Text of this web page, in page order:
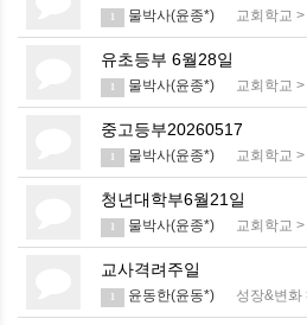
1 물박사(윤종*) 교회학교 >
유초등부 6월28일
1 물박사(윤종*) 교회학교 >
중고등부20260517
1 물박사(윤종*) 교회학교 >
청년대학부6월21일
1 물박사(윤종*) 교회학교 >
교사격려주일
1 윤동한(윤동*) 성장&변화